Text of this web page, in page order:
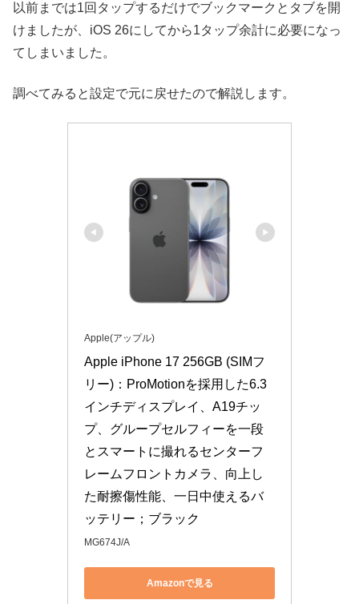
以前までは1回タップするだけでブックマークとタブを開
けましたが、iOS 26にしてから1タップ余計に必要になっ
てしまいました。
調べてみると設定で元に戻せたので解説します。
Apple(アップル)
Apple iPhone 17 256GB (SIMフ
リー)：ProMotionを採用した6.3
インチディスプレイ、A19チッ
プ、グループセルフィーを一段
とスマートに撮れるセンターフ
レームフロントカメラ、向上し
た耐擦傷性能、一日中使えるバ
ッテリー；ブラック
MG674J/A
Amazonで見る